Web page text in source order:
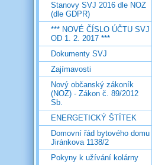
Stanovy SVJ 2016 dle NOZ
(dle GDPR)
*** NOVÉ ČÍSLO ÚČTU SVJ
OD 1. 2. 2017 ***
Dokumenty SVJ
Zajímavosti
Nový občanský zákoník
(NOZ) - Zákon č. 89/2012
Sb.
ENERGETICKÝ ŠTÍTEK
Domovní řád bytového domu
Jiránkova 1138/2
Pokyny k užívání kolárny